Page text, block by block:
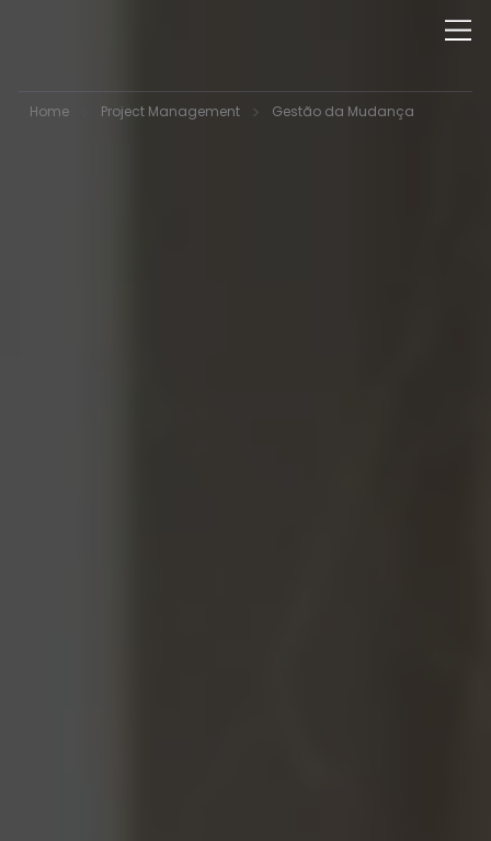
Home Project Management > Gestão da Mudança